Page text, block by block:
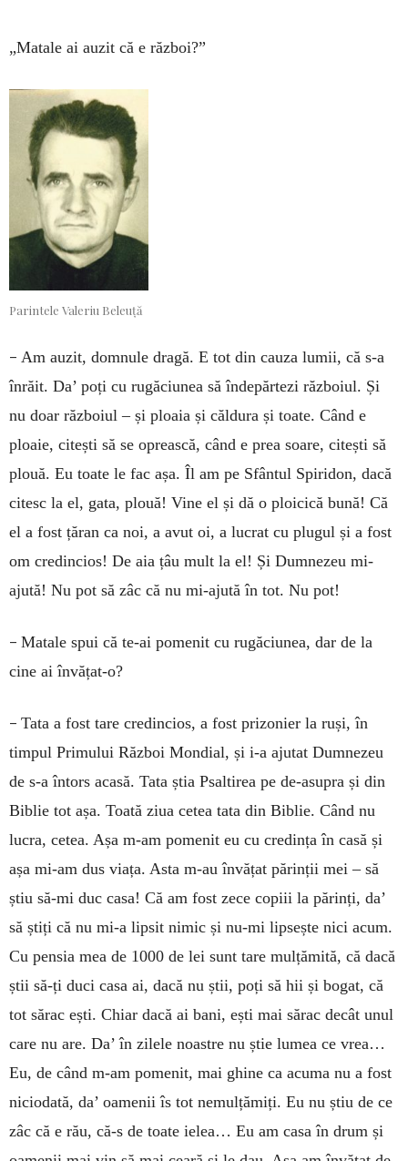
„Matale ai auzit că e război?”
Parintele Valeriu Beleuță
– Am auzit, domnule dragă. E tot din cauza lumii, că s-a
înrăit. Da’ poți cu rugăciunea să îndepărtezi războiul. Și
nu doar războiul – și ploaia și căldura și toate. Când e
ploaie, citești să se oprească, când e prea soare, citești să
plouă. Eu toate le fac așa. Îl am pe Sfântul Spiridon, dacă
citesc la el, gata, plouă! Vine el și dă o ploicică bună! Că
el a fost țăran ca noi, a avut oi, a lucrat cu plugul și a fost
om credincios! De aia țâu mult la el! Și Dumnezeu mi-
ajută! Nu pot să zâc că nu mi-ajută în tot. Nu pot!
– Matale spui că te-ai pomenit cu rugăciunea, dar de la
cine ai învățat-o?
– Tata a fost tare credincios, a fost prizonier la ruși, în
timpul Primului Război Mondial, și i-a ajutat Dumnezeu
de s-a întors acasă. Tata știa Psaltirea pe de-asupra și din
Biblie tot așa. Toată ziua cetea tata din Biblie. Când nu
lucra, cetea. Așa m-am pomenit eu cu credința în casă și
așa mi-am dus viața. Asta m-au învățat părinții mei – să
știu să-mi duc casa! Că am fost zece copiii la părinți, da’
să știți că nu mi-a lipsit nimic și nu-mi lipsește nici acum.
Cu pensia mea de 1000 de lei sunt tare mulțămită, că dacă
știi să-ți duci casa ai, dacă nu știi, poți să hii și bogat, că
tot sărac ești. Chiar dacă ai bani, ești mai sărac decât unul
care nu are. Da’ în zilele noastre nu știe lumea ce vrea…
Eu, de când m-am pomenit, mai ghine ca acuma nu a fost
niciodată, da’ oamenii îs tot nemulțămiți. Eu nu știu de ce
zâc că e rău, că-s de toate ielea… Eu am casa în drum și